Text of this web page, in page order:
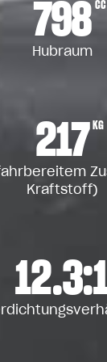
798 CC
Hubraum
217 KG
Kraftstoff)